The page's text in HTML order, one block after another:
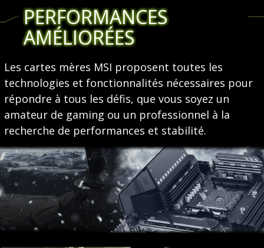
PERFORMANCES
AMÉLIORÉES
Les cartes mères MSI proposent toutes les
technologies et fonctionnalités nécessaires pour
répondre à tous les défis, que vous soyez un
amateur de gaming ou un professionnel à la
recherche de performances et stabilité.